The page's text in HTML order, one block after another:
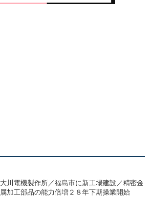
大川電機製作所／福島市に新工場建設／精密金
属加工部品の能力倍増２８年下期操業開始